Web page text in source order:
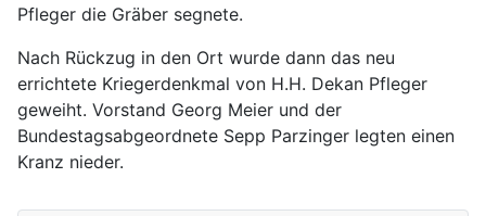
Pfleger die Gräber segnete.
Nach Rückzug in den Ort wurde dann das neu
errichtete Kriegerdenkmal von H.H. Dekan Pfleger
geweiht. Vorstand Georg Meier und der
Bundestagsabgeordnete Sepp Parzinger legten einen
Kranz nieder.